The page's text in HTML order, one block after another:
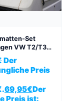
Set
VW T2/T3
Der
Preis
69,95€Der
Preis ist: